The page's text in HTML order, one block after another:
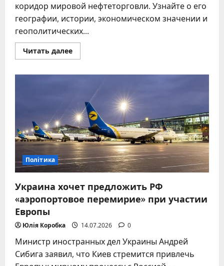
коридор мировой нефтеторговли. Узнайте о его
географии, истории, экономическом значении и
геополитических...
Читать далееПрочитать
больше
коридор
мировой
энергетической
судьбы
Політика
Украина хочет предложить РФ
«аэропортовое перемирие» при участии
Европы
Юлія Коробка 14.07.2026 0
Министр иностранных дел Украины Андрей
Сибига заявил, что Киев стремится привлечь